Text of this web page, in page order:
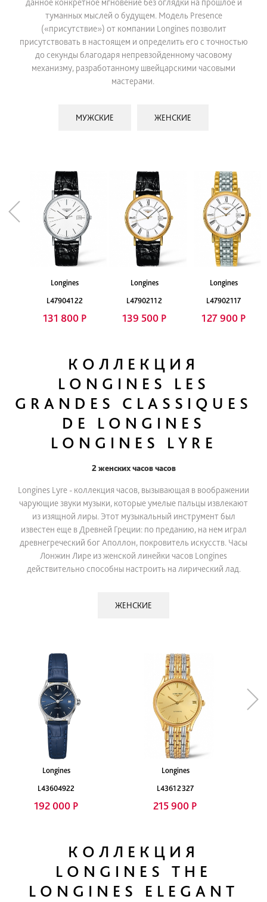
Longines
L47904122
131 800 Р
Longines
L47902112
139 500 Р
Longines
L47902117
127 900 Р
данное конкретное мгновение без оглядки на прошлое и
туманных мыслей о будущем. Модель Presence
(«присутствие») от компании Longines позволит
присутствовать в настоящем и определить его с точностью
до секунды благодаря непревзойденному часовому
механизму, разработанному швейцарскими часовыми
мастерами.
МУЖСКИЕ ЖЕНСКИЕ
Longines
L43604922
192 000 Р
Longines
L43612327
215 900 Р
КОЛЛЕКЦИЯ
LONGINES LES
GRANDES CLASSIQUES
DE LONGINES
LONGINES LYRE
2 женских часов часов
Longines Lyre - коллекция часов, вызывающая в воображении
чарующие звуки музыки, которые умелые пальцы извлекают
из изящной лиры. Этот музыкальный инструмент был
известен еще в Древней Греции: по преданию, на нем играл
древнегреческий бог Аполлон, покровитель искусств. Часы
Лонжин Лире из женской линейки часов Longines
действительно способны настроить на лирический лад.
ЖЕНСКИЕ
КОЛЛЕКЦИЯ
LONGINES THE
LONGINES ELEGANT